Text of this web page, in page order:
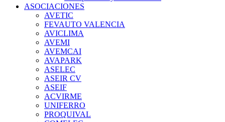
ASOCIACIONES
AVETIC
FEVAUTO VALENCIA
AVICLIMA
AVEMI
AVEMCAI
AVAPARK
ASELEC
ASEIR CV
ASEIF
ACVIRME
UNIFERRO
PROQUIVAL